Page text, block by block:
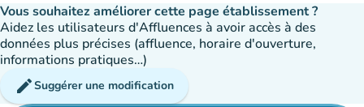
Vous souhaitez améliorer cette page établissement ?
Aidez les utilisateurs d'Affluences à avoir accès à des
données plus précises (affluence, horaire d'ouverture,
informations pratiques…)
editSuggérer une modification